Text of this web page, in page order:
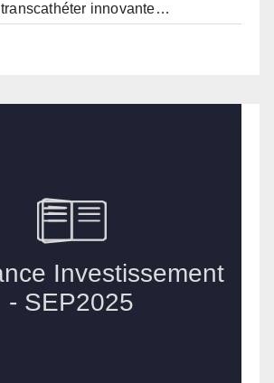
transcathéter innovante…